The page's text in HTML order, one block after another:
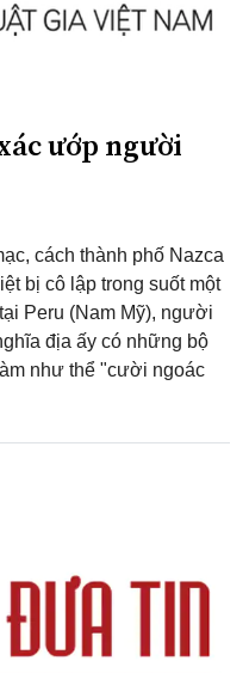
ướp người
cách thành phố Nazca
bị cô lập trong suốt một
Peru (Nam Mỹ), người
địa ấy có những bộ
như thể "cười ngoác